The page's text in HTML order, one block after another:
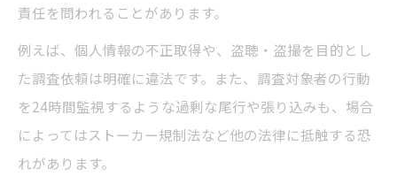
責任を問われることがあります。
例えば、個人情報の不正取得や、盗聴・盗撮を目的とし
た調査依頼は明確に違法です。また、調査対象者の行動
を24時間監視するような過剰な尾行や張り込みも、場合
によってはストーカー規制法など他の法律に抵触する恐
れがあります。